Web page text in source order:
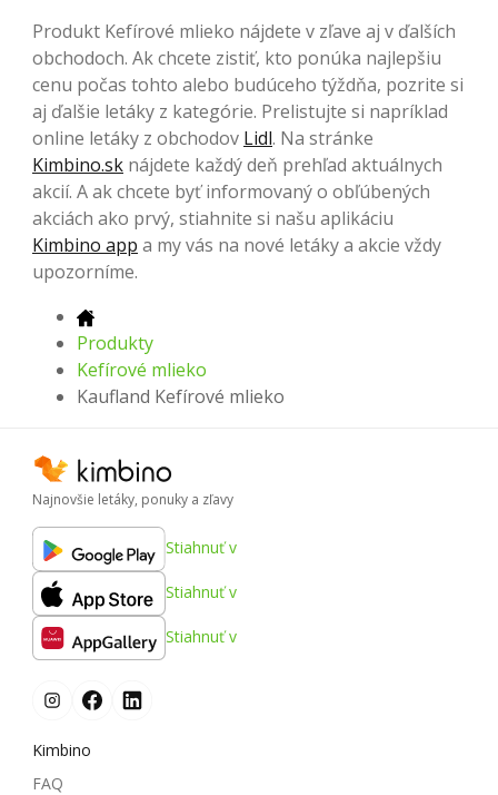
Produkt Kefírové mlieko nájdete v zľave aj v ďalších
obchodoch. Ak chcete zistiť, kto ponúka najlepšiu
cenu počas tohto alebo budúceho týždňa, pozrite si
aj ďalšie letáky z kategórie. Prelistujte si napríklad
online letáky z obchodov Lidl. Na stránke
Kimbino.sk nájdete každý deň prehľad aktuálnych
akcií. A ak chcete byť informovaný o obľúbených
akciách ako prvý, stiahnite si našu aplikáciu
Kimbino app a my vás na nové letáky a akcie vždy
upozorníme.
Produkty
Kefírové mlieko
Kaufland Kefírové mlieko
Najnovšie letáky, ponuky a zľavy
Stiahnuť v
Stiahnuť v
Stiahnuť v
Kimbino
FAQ